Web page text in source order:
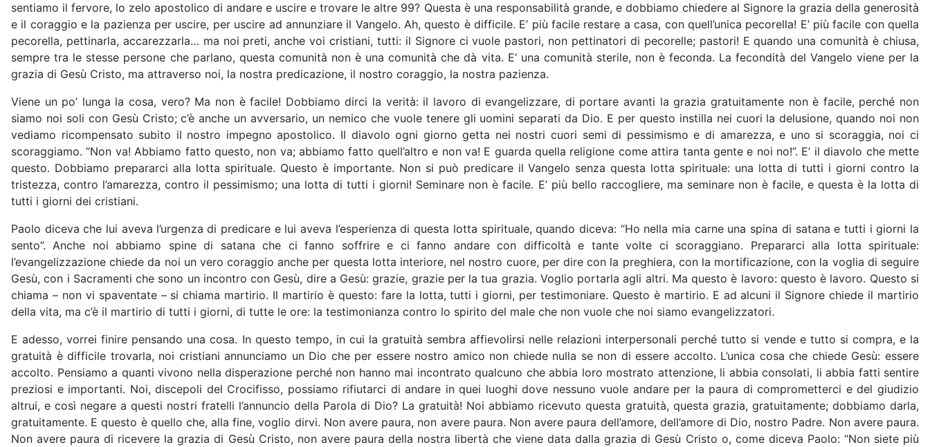
sentiamo il fervore, lo zelo apostolico di andare e uscire e trovare le altre 99? Questa è una responsabilità grande, e dobbiamo chiedere al Signore la grazia della generosità
e il coraggio e la pazienza per uscire, per uscire ad annunziare il Vangelo. Ah, questo è difficile. E’ più facile restare a casa, con quell’unica pecorella! E’ più facile con quella
pecorella, pettinarla, accarezzarla… ma noi preti, anche voi cristiani, tutti: il Signore ci vuole pastori, non pettinatori di pecorelle; pastori! E quando una comunità è chiusa,
sempre tra le stesse persone che parlano, questa comunità non è una comunità che dà vita. E’ una comunità sterile, non è feconda. La fecondità del Vangelo viene per la
grazia di Gesù Cristo, ma attraverso noi, la nostra predicazione, il nostro coraggio, la nostra pazienza.
Viene un po’ lunga la cosa, vero? Ma non è facile! Dobbiamo dirci la verità: il lavoro di evangelizzare, di portare avanti la grazia gratuitamente non è facile, perché non
siamo noi soli con Gesù Cristo; c’è anche un avversario, un nemico che vuole tenere gli uomini separati da Dio. E per questo instilla nei cuori la delusione, quando noi non
vediamo ricompensato subito il nostro impegno apostolico. Il diavolo ogni giorno getta nei nostri cuori semi di pessimismo e di amarezza, e uno si scoraggia, noi ci
scoraggiamo. “Non va! Abbiamo fatto questo, non va; abbiamo fatto quell’altro e non va! E guarda quella religione come attira tanta gente e noi no!”. E’ il diavolo che mette
questo. Dobbiamo prepararci alla lotta spirituale. Questo è importante. Non si può predicare il Vangelo senza questa lotta spirituale: una lotta di tutti i giorni contro la
tristezza, contro l’amarezza, contro il pessimismo; una lotta di tutti i giorni! Seminare non è facile. E’ più bello raccogliere, ma seminare non è facile, e questa è la lotta di
tutti i giorni dei cristiani.
Paolo diceva che lui aveva l’urgenza di predicare e lui aveva l’esperienza di questa lotta spirituale, quando diceva: “Ho nella mia carne una spina di satana e tutti i giorni la
sento”. Anche noi abbiamo spine di satana che ci fanno soffrire e ci fanno andare con difficoltà e tante volte ci scoraggiano. Prepararci alla lotta spirituale:
l’evangelizzazione chiede da noi un vero coraggio anche per questa lotta interiore, nel nostro cuore, per dire con la preghiera, con la mortificazione, con la voglia di seguire
Gesù, con i Sacramenti che sono un incontro con Gesù, dire a Gesù: grazie, grazie per la tua grazia. Voglio portarla agli altri. Ma questo è lavoro: questo è lavoro. Questo si
chiama – non vi spaventate – si chiama martirio. Il martirio è questo: fare la lotta, tutti i giorni, per testimoniare. Questo è martirio. E ad alcuni il Signore chiede il martirio
della vita, ma c’è il martirio di tutti i giorni, di tutte le ore: la testimonianza contro lo spirito del male che non vuole che noi siamo evangelizzatori.
E adesso, vorrei finire pensando una cosa. In questo tempo, in cui la gratuità sembra affievolirsi nelle relazioni interpersonali perché tutto si vende e tutto si compra, e la
gratuità è difficile trovarla, noi cristiani annunciamo un Dio che per essere nostro amico non chiede nulla se non di essere accolto. L’unica cosa che chiede Gesù: essere
accolto. Pensiamo a quanti vivono nella disperazione perché non hanno mai incontrato qualcuno che abbia loro mostrato attenzione, li abbia consolati, li abbia fatti sentire
preziosi e importanti. Noi, discepoli del Crocifisso, possiamo rifiutarci di andare in quei luoghi dove nessuno vuole andare per la paura di comprometterci e del giudizio
altrui, e così negare a questi nostri fratelli l’annuncio della Parola di Dio? La gratuità! Noi abbiamo ricevuto questa gratuità, questa grazia, gratuitamente; dobbiamo darla,
gratuitamente. E questo è quello che, alla fine, voglio dirvi. Non avere paura, non avere paura. Non avere paura dell’amore, dell’amore di Dio, nostro Padre. Non avere paura.
Non avere paura di ricevere la grazia di Gesù Cristo, non avere paura della nostra libertà che viene data dalla grazia di Gesù Cristo o, come diceva Paolo: “Non siete più